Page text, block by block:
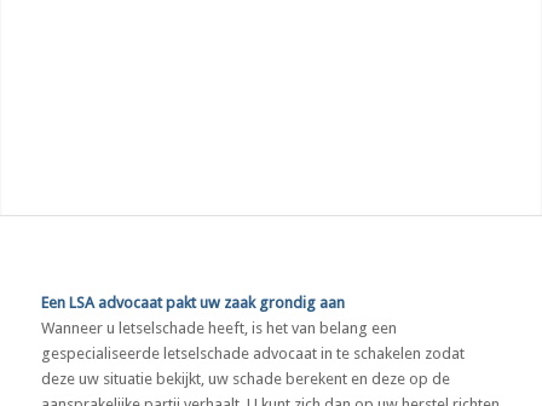
Een LSA advocaat pakt uw zaak grondig aan
Wanneer u letselschade heeft, is het van belang een
gespecialiseerde letselschade advocaat in te schakelen zodat
deze uw situatie bekijkt, uw schade berekent en deze op de